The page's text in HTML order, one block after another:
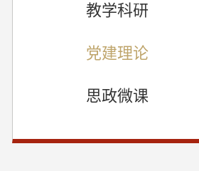
教学科研
党建理论
思政微课